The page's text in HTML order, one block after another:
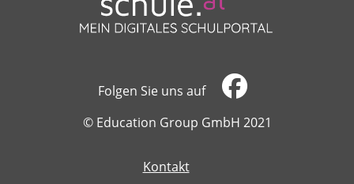
Folgen Sie uns auf
​​​​​​​© Education Group GmbH 2021
Kontakt